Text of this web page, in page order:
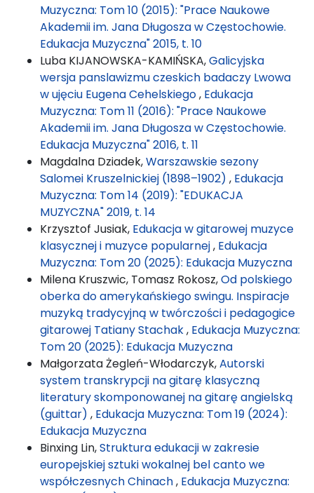
Muzyczna: Tom 10 (2015): "Prace Naukowe
Akademii im. Jana Długosza w Częstochowie.
Edukacja Muzyczna" 2015, t. 10
Luba KIJANOWSKA-KAMIŃSKA,Galicyjska
wersja panslawizmu czeskich badaczy Lwowa
w ujęciu Eugena Cehelskiego, Edukacja
Muzyczna: Tom 11 (2016): "Prace Naukowe
Akademii im. Jana Długosza w Częstochowie.
Edukacja Muzyczna" 2016, t. 11
Magdalna Dziadek,Warszawskie sezony
Salomei Kruszelnickiej (1898–1902) , Edukacja
Muzyczna: Tom 14 (2019): "EDUKACJA
MUZYCZNA" 2019, t. 14
Krzysztof Jusiak, Edukacja w gitarowej muzyce
klasycznej i muzyce popularnej, Edukacja
Muzyczna: Tom 20 (2025): Edukacja Muzyczna
Milena Kruszwic, Tomasz Rokosz,Od polskiego
oberka do amerykańskiego swingu. Inspiracje
muzyką tradycyjną w twórczości i pedagogice
gitarowej Tatiany Stachak, Edukacja Muzyczna:
Tom 20 (2025): Edukacja Muzyczna
Małgorzata Żegleń-Włodarczyk,Autorski
system transkrypcji na gitarę klasyczną
literatury skomponowanej na gitarę angielską
(guittar) , Edukacja Muzyczna: Tom 19 (2024):
Edukacja Muzyczna
Binxing Lin,Struktura edukacji w zakresie
europejskiej sztuki wokalnej bel canto we
współczesnych Chinach, Edukacja Muzyczna: